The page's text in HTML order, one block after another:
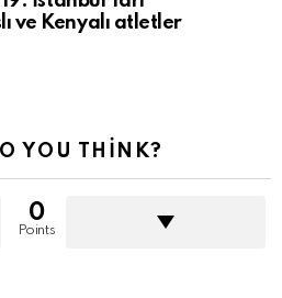
ve Kenyalı atletler
YOU THINK?
0
Points